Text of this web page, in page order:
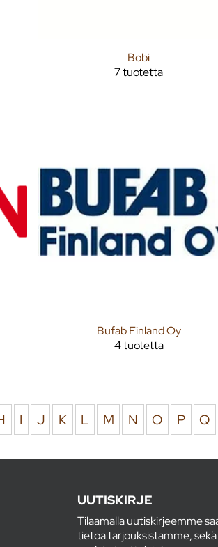
Bobi
7 tuotetta
Bufab Finland Oy
4 tuotetta
I J K L M N O P Q
UUTISKIRJE
Tilaamalla uutiskirjeemme
tietoa tarjouksistamme, sekä